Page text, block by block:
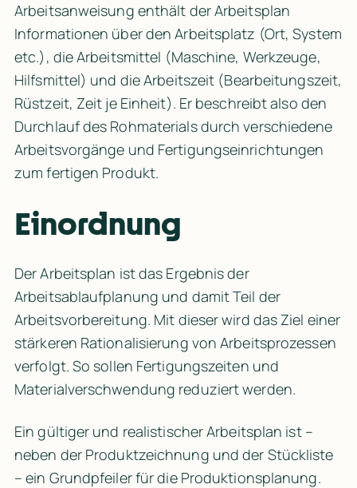
Arbeitsanweisung enthält der Arbeitsplan
Informationen über den Arbeitsplatz (Ort, System
etc.), die Arbeitsmittel (Maschine, Werkzeuge,
Hilfsmittel) und die Arbeitszeit (Bearbeitungszeit,
Rüstzeit, Zeit je Einheit). Er beschreibt also den
Durchlauf des Rohmaterials durch verschiedene
Arbeitsvorgänge und Fertigungseinrichtungen
zum fertigen Produkt.
Einordnung
Der Arbeitsplan ist das Ergebnis der
Arbeitsablaufplanung und damit Teil der
Arbeitsvorbereitung. Mit dieser wird das Ziel einer
stärkeren Rationalisierung von Arbeitsprozessen
verfolgt. So sollen Fertigungszeiten und
Materialverschwendung reduziert werden.
Ein gültiger und realistischer Arbeitsplan ist –
neben der Produktzeichnung und der Stückliste
– ein Grundpfeiler für die Produktionsplanung.